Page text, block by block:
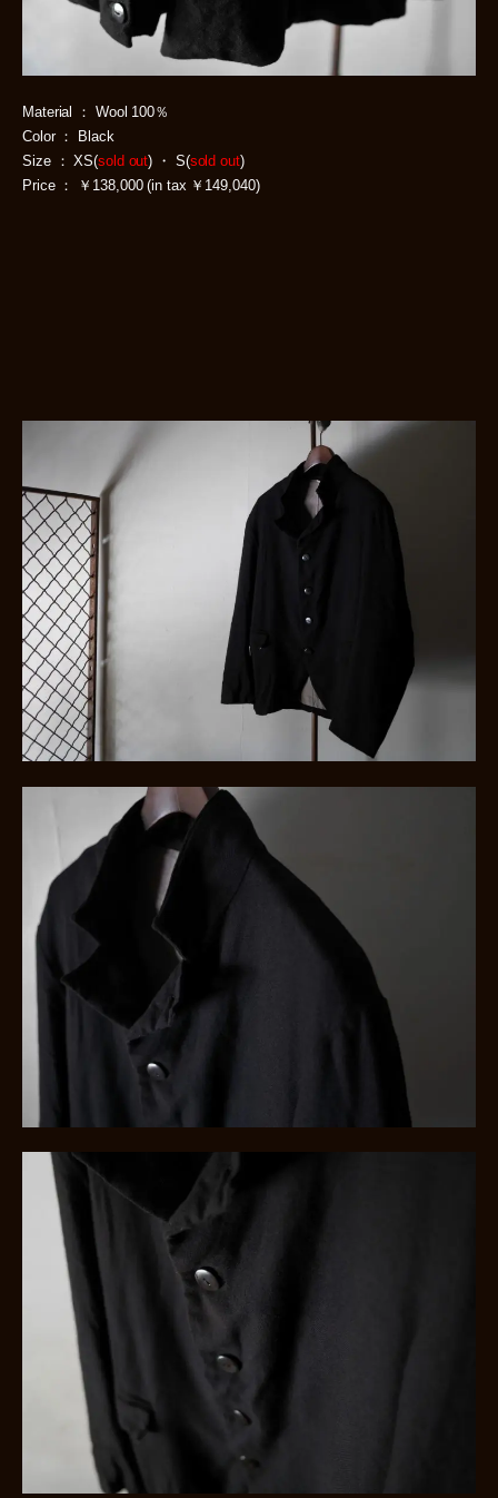
Material ： Wool 100％
Color ： Black
Size ： XS(sold out) ・ S(sold out)
Price ： ￥138,000 (in tax ￥149,040)